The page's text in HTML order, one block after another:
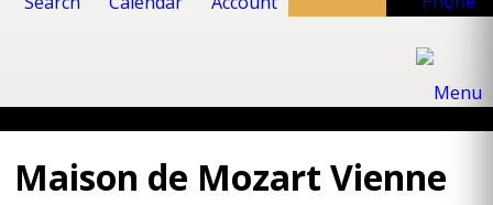
Maison de Mozart Vienne